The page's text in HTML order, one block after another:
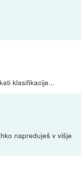
klasifikacije...
napreduješ v višje